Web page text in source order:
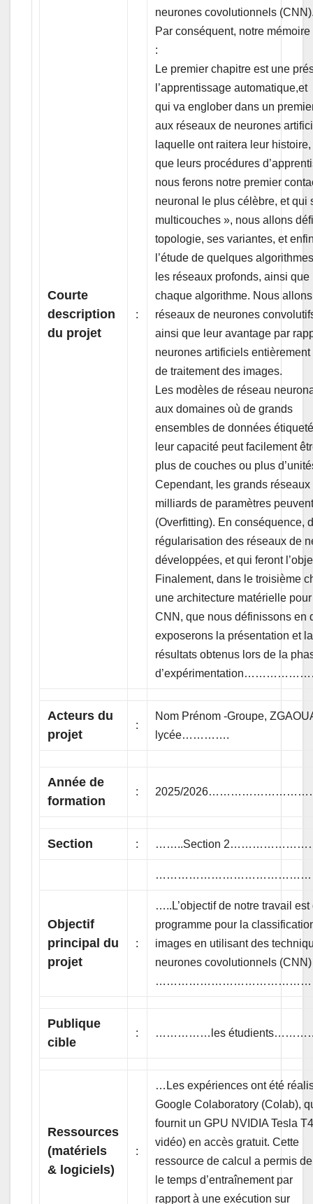
Courte
description
du projet
:
neurones covolutionnels
Par conséquent, notre
:
Le premier chapitre est une
l’apprentissage automatique,et
qui va englober dans un
aux réseaux de neurones
laquelle ont raitera leur
que leurs procédures
nous ferons notre premier
neuronal le plus célèbre, et qui
multicouches », nous allons
topologie, ses variantes, et
l’étude de quelques
les réseaux profonds, ainsi
chaque algorithme. Nous
réseaux de neurones
ainsi que leur avantage par
neurones artificiels
de traitement des images.
Les modèles de réseau
aux domaines où de grands
ensembles de données
leur capacité peut facilement
plus de couches ou plus
Cependant, les grands
milliards de paramètres
(Overfitting). En conséquence,
régularisation des réseaux de
développées, et qui feront
Finalement, dans le troisième
une architecture matérielle
CNN, que nous définissons en
exposerons la présentation et
résultats obtenus lors de la
Acteurs du
projet
:
Nom Prénom -Groupe,
lycée………….
Année de
formation
: 2025/
Section : ……..Section
Objectif
principal du
projet
:
…..L’objectif de notre travail
programme pour la
images en utilisant des
neurones covolutionnels (CNN)
Publique
cible
: ……………les
Ressources
(matériels
& logiciels)
:
…Les expériences ont été
Google Colaboratory (Colab),
fournit un GPU NVIDIA Tesla
vidéo) en accès gratuit. Cette
ressource de calcul a permis
le temps d’entraînement par
rapport à une exécution sur